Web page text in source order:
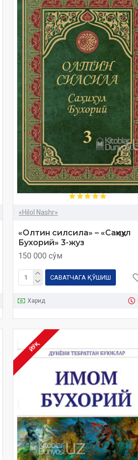
«Hilol Nashr»
«Олтин силсила» – «Саҳиҳул
Бухорий» 3-жуз
150 000 сўм
САВАТЧАГА ҚЎШИШ
Харид
ЙЎҚ